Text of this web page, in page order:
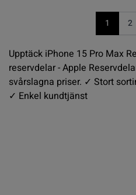
You're
1 2
Upptäck iPhone 15 Pro Max
reservdelar - Apple
svårslagna priser. ✓ Stort
✓ Enkel kundtjänst